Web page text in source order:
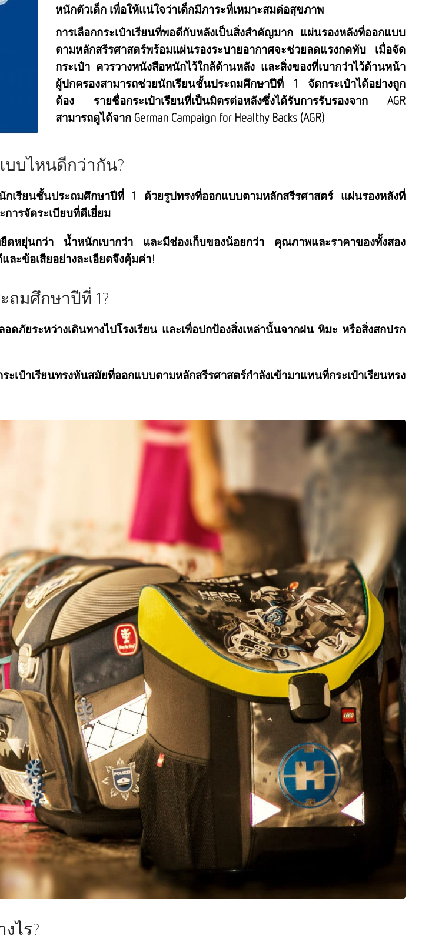
หนักตัวเด็ก เพื่อให้แน่ใจว่าเด็กมีภาระที่เหมาะสมต่อสุขภาพ
การเลือกกระเป๋าเรียนที่พอดีกับหลังเป็นสิ่งสำคัญมาก แผ่นรองหลังที่ออกแบบ
ตามหลักสรีรศาสตร์พร้อมแผ่นรองระบายอากาศจะช่วยลดแรงกดทับ เมื่อจัด
กระเป๋า ควรวางหนังสือหนักไว้ใกล้ด้านหลัง และสิ่งของที่เบากว่าไว้ด้านหน้า
ผู้ปกครองสามารถช่วยนักเรียนชั้นประถมศึกษาปีที่ 1 จัดกระเป๋าได้อย่างถูก
ต้อง รายชื่อกระเป๋าเรียนที่เป็นมิตรต่อหลังซึ่งได้รับการรับรองจาก AGR
สามารถดูได้จาก German Campaign for Healthy Backs (AGR)
บบไหนดีกว่ากัน?
นักเรียนชั้นประถมศึกษาปีที่ 1 ด้วยรูปทรงที่ออกแบบตามหลักสรีรศาสตร์ แผ่นรองหลังที่
ารจัดระเบียบที่ดีเยี่ยม
ดหยุ่นกว่า น้ำหนักเบากว่า และมีช่องเก็บของน้อยกว่า คุณภาพและราคาของทั้งสอง
ละข้อเสียอย่างละเอียดจึงคุ้มค่า!
ถมศึกษาปีที่ 1?
ดภัยระหว่างเดินทางไปโรงเรียน และเพื่อปกป้องสิ่งเหล่านั้นจากฝน หิมะ หรือสิ่งสกปรก
เป๋าเรียนทรงทันสมัยที่ออกแบบตามหลักสรีรศาสตร์กำลังเข้ามาแทนที่กระเป๋าเรียนทรง
ไร?